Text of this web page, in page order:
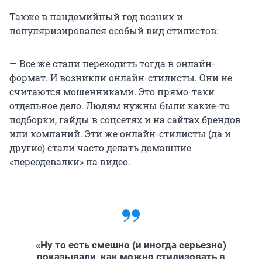
Также в пандемийный год возник и
популяризировался особый вид стилистов:
— Все же стали переходить тогда в онлайн-
формат. И возникли онлайн-стилисты. Они не
считаются мошенниками. Это прямо-таки
отдельное дело. Людям нужны были какие-то
подборки, гайды в соцсетях и на сайтах брендов
или компаний. Эти же онлайн-стилисты (да и
другие) стали часто делать домашние
«переодевалки» на видео.
«Ну то есть смешно (и иногда серьезно)
показывали, как можно стилизовать в